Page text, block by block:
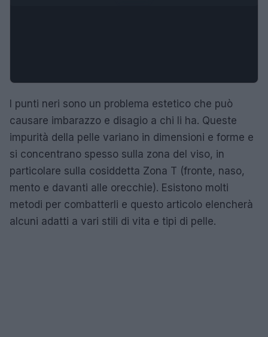
I punti neri sono un problema estetico che può
causare imbarazzo e disagio a chi li ha. Queste
impurità della pelle variano in dimensioni e forme e
si concentrano spesso sulla zona del viso, in
particolare sulla cosiddetta Zona T (fronte, naso,
mento e davanti alle orecchie). Esistono molti
metodi per combatterli e questo articolo elencherà
alcuni adatti a vari stili di vita e tipi di pelle.